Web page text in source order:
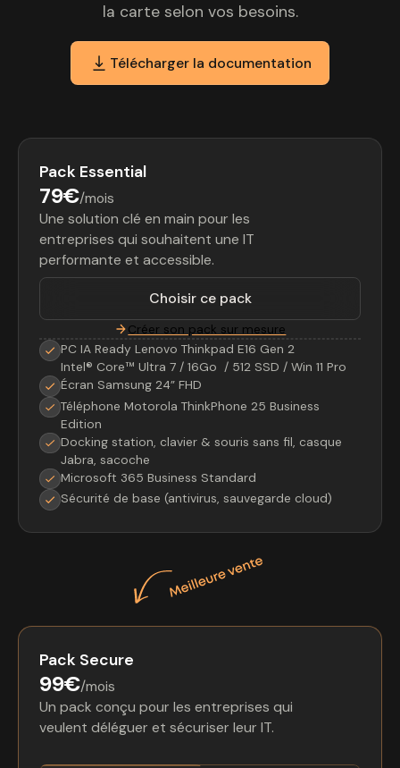
la carte selon vos besoins.
Télécharger la documentation
Pack Essential
79€/mois
Une solution clé en main pour les
entreprises qui souhaitent une IT
performante et accessible.
Choisir ce pack
Créer son pack sur mesure
PC IA Ready Lenovo Thinkpad E16 Gen 2
Intel® Core™ Ultra 7 / 16Go / 512 SSD / Win 11 Pro
Écran Samsung 24” FHD
Téléphone Motorola ThinkPhone 25 Business
Edition
Docking station, clavier & souris sans fil, casque
Jabra, sacoche
Microsoft 365 Business Standard
Sécurité de base (antivirus, sauvegarde cloud)
Pack Secure
99€/mois
Un pack conçu pour les entreprises qui
veulent déléguer et sécuriser leur IT.